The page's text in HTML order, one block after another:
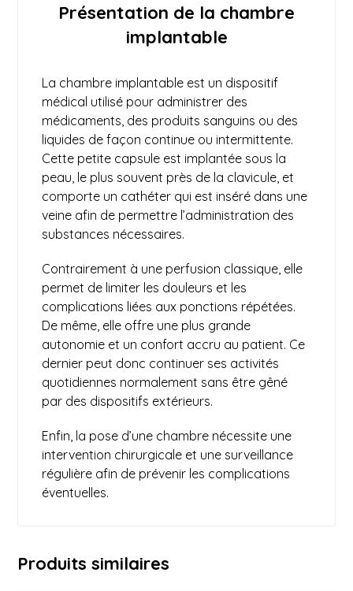
Présentation de la chambre
implantable
La chambre implantable est un dispositif
médical utilisé pour administrer des
médicaments, des produits sanguins ou des
liquides de façon continue ou intermittente.
Cette petite capsule est implantée sous la
peau, le plus souvent près de la clavicule, et
comporte un cathéter qui est inséré dans une
veine afin de permettre l’administration des
substances nécessaires.
Contrairement à une perfusion classique, elle
permet de limiter les douleurs et les
complications liées aux ponctions répétées.
De même, elle offre une plus grande
autonomie et un confort accru au patient. Ce
dernier peut donc continuer ses activités
quotidiennes normalement sans être gêné
par des dispositifs extérieurs.
Enfin, la pose d’une chambre nécessite une
intervention chirurgicale et une surveillance
régulière afin de prévenir les complications
éventuelles.
Produits similaires